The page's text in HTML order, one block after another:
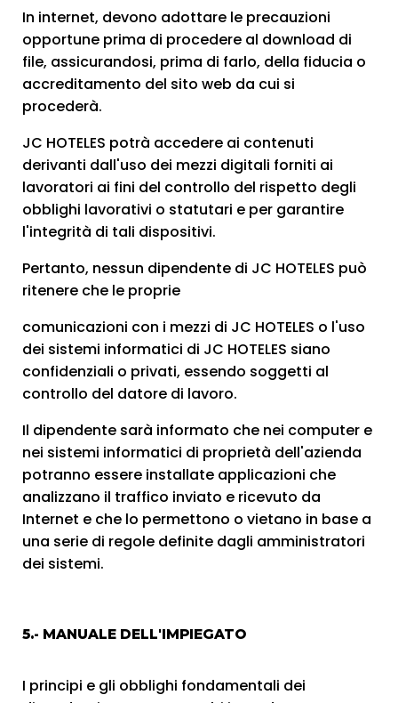
In internet, devono adottare le precauzioni
opportune prima di procedere al download di
file, assicurandosi, prima di farlo, della fiducia o
accreditamento del sito web da cui si
procederà.
JC HOTELES potrà accedere ai contenuti
derivanti dall'uso dei mezzi digitali forniti ai
lavoratori ai fini del controllo del rispetto degli
obblighi lavorativi o statutari e per garantire
l'integrità di tali dispositivi.
Pertanto, nessun dipendente di JC HOTELES può
ritenere che le proprie
comunicazioni con i mezzi di JC HOTELES o l'uso
dei sistemi informatici di JC HOTELES siano
confidenziali o privati, essendo soggetti al
controllo del datore di lavoro.
Il dipendente sarà informato che nei computer e
nei sistemi informatici di proprietà dell'azienda
potranno essere installate applicazioni che
analizzano il traffico inviato e ricevuto da
Internet e che lo permettono o vietano in base a
una serie di regole definite dagli amministratori
dei sistemi.
5.- MANUALE DELL'IMPIEGATO
I principi e gli obblighi fondamentali dei